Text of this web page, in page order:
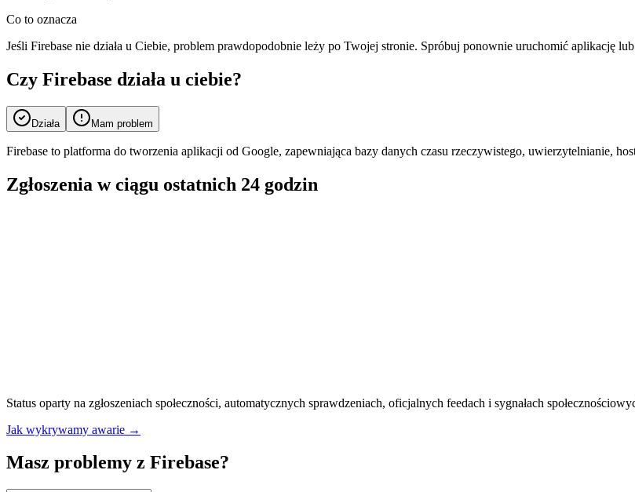
Co to oznacza
Jeśli Firebase nie działa u Ciebie, problem prawdopodobnie leży po Twojej stronie. Spróbuj ponownie uruchomić aplikację lub
Czy Firebase działa u ciebie?
Działa Mam problem
Firebase to platforma do tworzenia aplikacji od Google, zapewniająca bazy danych czasu rzeczywistego, uwierzytelnianie,
Zgłoszenia w ciągu ostatnich 24 godzin
Status oparty na zgłoszeniach społeczności, automatycznych sprawdzeniach, oficjalnych feedach i sygnałach
Jak wykrywamy awarie →
Masz problemy z Firebase?